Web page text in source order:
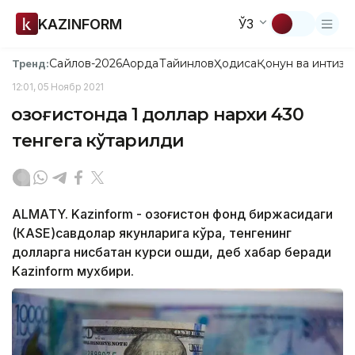
KAZINFORM ЎЗ
Тренд:Сайлов-2026АқордаТайинловҲодисаҚонун ва
12:01, 05 Ноябр 2021
Қозоғистонда 1 доллар нархи 430
тенгега кўтарилди
ALMATY. Kazinform - Қозоғистон фонд биржасидаги
(КASЕ)савдолар якунларига кўра, тенгенинг
долларга нисбатан курси ошди, деб хабар беради
Kazinform мухбири.